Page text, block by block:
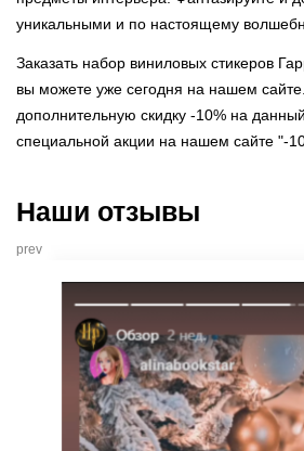
уникальными и по настоящему
Заказать набор виниловых стикеров
вы можете уже сегодня на нашем
дополнительную скидку -10% на
специальной акции на нашем сайте "-
Наши отзывы
prev